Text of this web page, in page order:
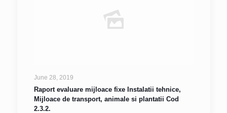
June 28, 2019
Raport evaluare mijloace fixe Instalatii tehnice,
Mijloace de transport, animale si plantatii Cod
2.3.2.